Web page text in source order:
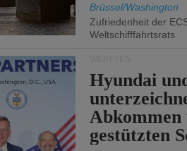
Brüssel/Washington
Zufriedenheit der
Weltschifffahrtsrats
Hyundai
gestützten